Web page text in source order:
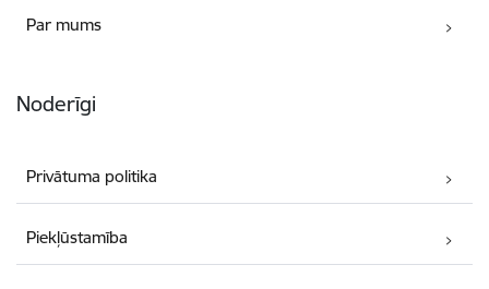
Par mums
Noderīgi
Privātuma politika
Piekļūstamība